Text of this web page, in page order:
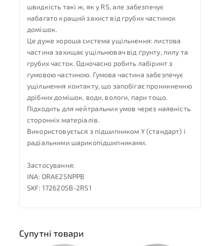
швидкість такі ж, як у RS, але забезпечує
набагато кращий захист від грубих частинок
домішок.
Це дуже хороша система ущільнення: листова
частина захищає ущільнювач від ґрунту, пилу та
грубих часток. Одночасно робить лабіринт з
гумовою частиною. Гумова частина забезпечує
ущільнення контакту, що запобігає проникненню
дрібних домішок, води, вологи, пари тощо.
Підходить для нейтральних умов через наявність
сторонніх матеріалів.
Використовується з підшипником Y (стандарт) і
радіальними шарикопідшипниками.
Застосування:
INA: ORAE25NPPB
SKF: 1726205B-2RS1
Супутні товари